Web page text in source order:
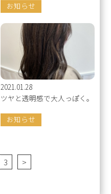
お知らせ
2021.01.28
ツヤと透明感で大人っぽく。
お知らせ
3 >